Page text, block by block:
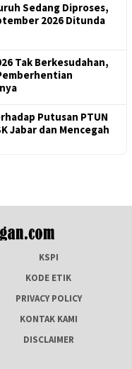
Sedang Diproses,
2026 Ditunda
Tak Berkesudahan,
Putusan PTUN
Jabar dan Mencegah
KSPI
KODE ETIK
PRIVACY POLICY
KONTAK KAMI
DISCLAIMER